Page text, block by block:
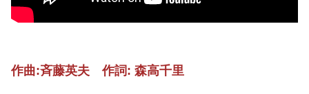
作曲:斉藤英夫 作詞: 森高千里